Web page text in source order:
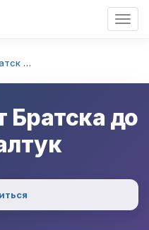
Братска до